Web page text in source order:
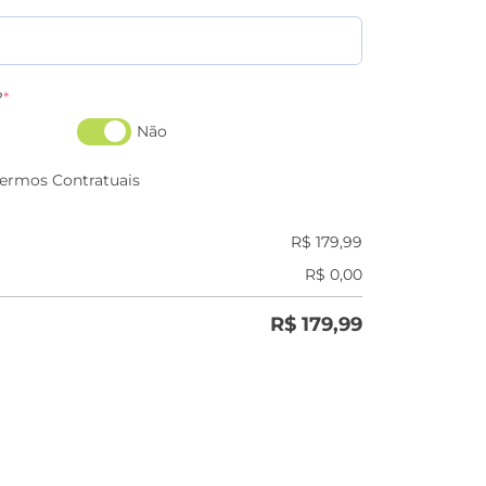
*
Não
Contratuais
R$ 179,99
R$ 0,00
R$ 179,99